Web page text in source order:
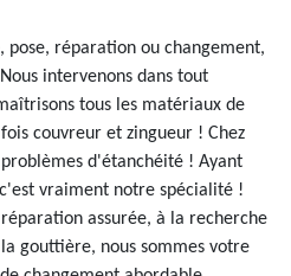
réparation ou changement,
intervenons dans tout
tous les matériaux de
couvreur et zingueur ! Chez
d'étanchéité ! Ayant
vraiment notre spécialité !
assurée, à la recherche
gouttière, nous sommes votre